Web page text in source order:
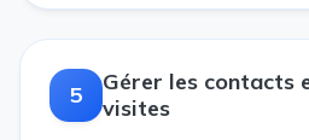
5
Gérer les contacts
visites